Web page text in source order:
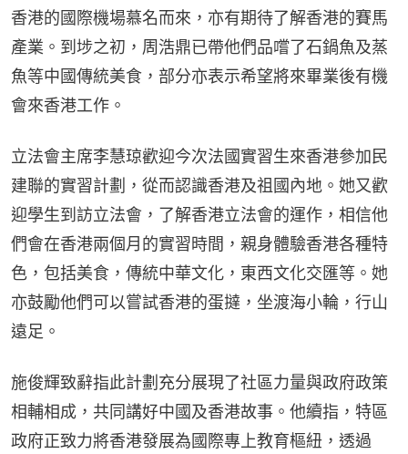
香港的國際機場慕名而來，亦有期待了解香港的賽馬
產業。到埗之初，周浩鼎已帶他們品嚐了石鍋魚及蒸
魚等中國傳統美食，部分亦表示希望將來畢業後有機
會來香港工作。
立法會主席李慧琼歡迎今次法國實習生來香港參加民
建聯的實習計劃，從而認識香港及祖國內地。她又歡
迎學生到訪立法會，了解香港立法會的運作，相信他
們會在香港兩個月的實習時間，親身體驗香港各種特
色，包括美食，傳統中華文化，東西文化交匯等。她
亦鼓勵他們可以嘗試香港的蛋撻，坐渡海小輪，行山
遠足。
施俊輝致辭指此計劃充分展現了社區力量與政府政策
相輔相成，共同講好中國及香港故事。他續指，特區
政府正致力將香港發展為國際專上教育樞紐，透過